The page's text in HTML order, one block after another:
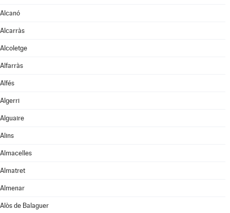
Alcanó
Alcarràs
Alcoletge
Alfarràs
Alfés
Algerri
Alguaire
Alins
Almacelles
Almatret
Almenar
Alòs de Balaguer